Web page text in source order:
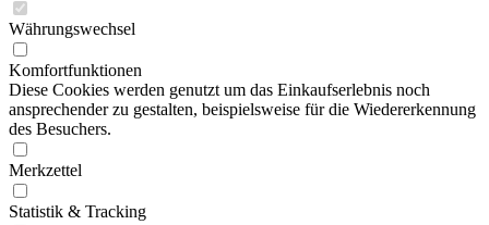
Währungswechsel
Komfortfunktionen
Diese Cookies werden genutzt um das Einkaufserlebnis noch
ansprechender zu gestalten, beispielsweise für die Wiedererkennung
des Besuchers.
Merkzettel
Statistik & Tracking